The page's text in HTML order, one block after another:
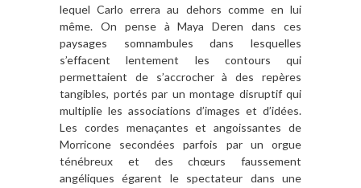
lequel Carlo errera au dehors comme en lui
même. On pense à Maya Deren dans ces
paysages somnambules dans lesquelles
s’effacent lentement les contours qui
permettaient de s’accrocher à des repères
tangibles, portés par un montage disruptif qui
multiplie les associations d’images et d’idées.
Les cordes menaçantes et angoissantes de
Morricone secondées parfois par un orgue
ténébreux et des chœurs faussement
angéliques égarent le spectateur dans une